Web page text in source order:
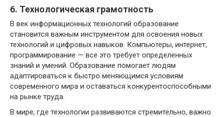
6. Технологическая грамотность
В век информационных технологий образование
становится важным инструментом для освоения новых
технологий и цифровых навыков. Компьютеры, интернет,
программирование — все это требует определенных
знаний и умений. Образование помогает людям
адаптироваться к быстро меняющимся условиям
современного мира и оставаться конкурентоспособными
на рынке труда.
В мире, где технологии развиваются стремительно, важно